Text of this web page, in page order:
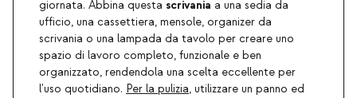
giornata. Abbina questa scrivania a una sedia da
ufficio, una cassettiera, mensole, organizer da
scrivania o una lampada da tavolo per creare uno
spazio di lavoro completo, funzionale e ben
organizzato, rendendola una scelta eccellente per
l'uso quotidiano. Per la pulizia, utilizzare un panno ed